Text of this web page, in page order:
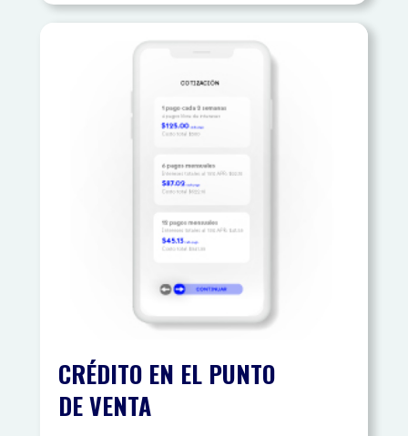
CRÉDITO EN EL PUNTO
DE VENTA